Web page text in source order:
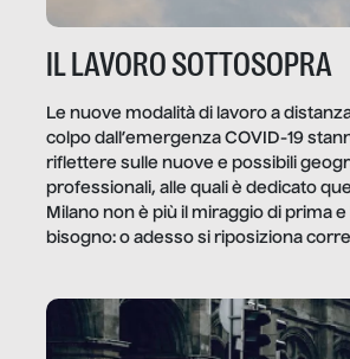
IL LAVORO SOTTOSOPRA
Le nuove modalità di lavoro a
colpo dall’emergenza COVID-19
riflettere sulle nuove e possibili
professionali, alle quali è dedicato
Milano non è più il miraggio di prima e
bisogno: o adesso si riposiziona